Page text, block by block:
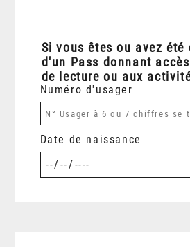
Si vous êtes ou avez été
d'un Pass donnant
de lecture ou aux
Numéro d'usager
Date de naissance